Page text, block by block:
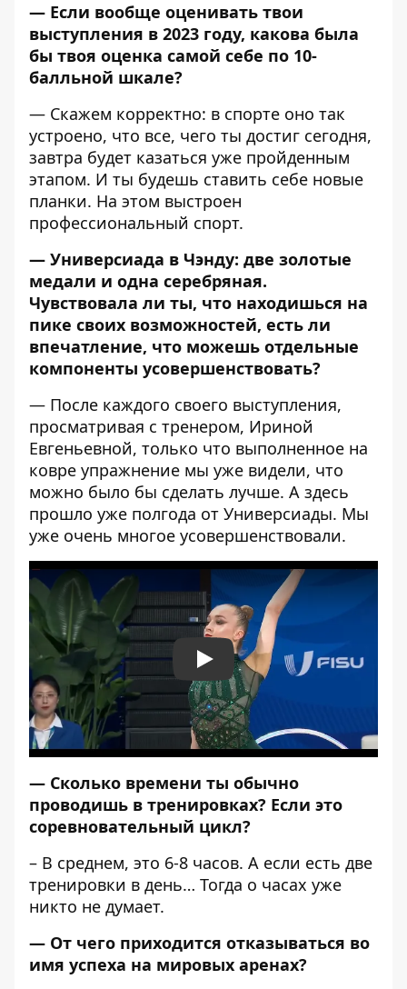
— Если вообще оценивать твои
выступления в 2023 году, какова была
бы твоя оценка самой себе по 10-
балльной шкале?
— Скажем корректно: в спорте оно так
устроено, что все, чего ты достиг сегодня,
завтра будет казаться уже пройденным
этапом. И ты будешь ставить себе новые
планки. На этом выстроен
профессиональный спорт.
— Универсиада в Чэнду: две золотые
медали и одна серебряная.
Чувствовала ли ты, что находишься на
пике своих возможностей, есть ли
впечатление, что можешь отдельные
компоненты усовершенствовать?
— После каждого своего выступления,
просматривая с тренером, Ириной
Евгеньевной, только что выполненное на
ковре упражнение мы уже видели, что
можно было бы сделать лучше. А здесь
прошло уже полгода от Универсиады. Мы
уже очень многое усовершенствовали.
Play
— Сколько времени ты обычно
проводишь в тренировках? Если это
соревновательный цикл?
– В среднем, это 6-8 часов. А если есть две
тренировки в день… Тогда о часах уже
никто не думает.
— От чего приходится отказываться во
имя успеха на мировых аренах?